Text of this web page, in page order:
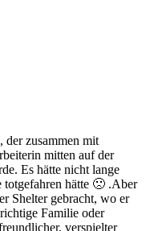
der zusammen mit
mitten auf der
Es hätte nicht lange
totgefahren hätte 🙁 .Aber
Shelter gebracht, wo er
Familie oder
verspielter